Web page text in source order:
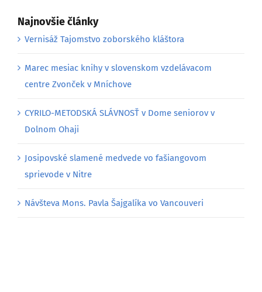
Najnovšie články
Vernisáž Tajomstvo zoborského kláštora
Marec mesiac knihy v slovenskom vzdelávacom
centre Zvonček v Mníchove
CYRILO-METODSKÁ SLÁVNOSŤ v Dome seniorov v
Dolnom Ohaji
Josipovské slamené medvede vo fašiangovom
sprievode v Nitre
Návšteva Mons. Pavla Šajgalíka vo Vancouveri